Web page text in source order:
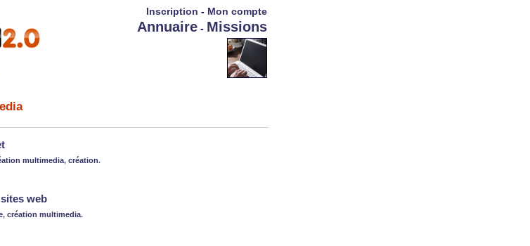
Inscription - Mon compte
Annuaire - Missions
multimedia, création.
web
, création multimedia.